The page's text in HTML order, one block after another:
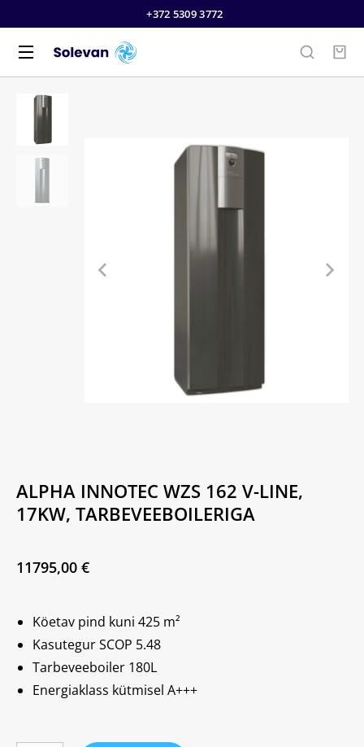
+372 5309 3772
ALPHA INNOTEC WZS 162 V-LINE,
17KW, TARBEVEEBOILERIGA
11795,00 €
Köetav pind kuni 425 m²
Kasutegur SCOP 5.48
Tarbeveeboiler 180L
Energiaklass kütmisel A+++